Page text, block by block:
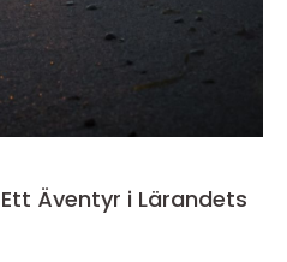
Äventyr i Lärandets